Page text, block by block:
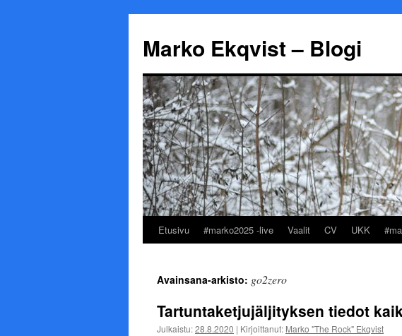
Marko Ekqvist – Blogi
Siirry
Etusivu #marko2025 -live Vaalit CV UKK
Avainsana-arkisto: go2zero
Tartuntaketjujäljityksen tiedot
Julkaistu:28.8.2020 | Kirjoittanut: Marko "The Rock" Ekqvist